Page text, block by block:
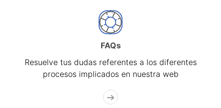
FAQs
Resuelve tus dudas referentes a los diferentes
procesos implicados en nuestra web